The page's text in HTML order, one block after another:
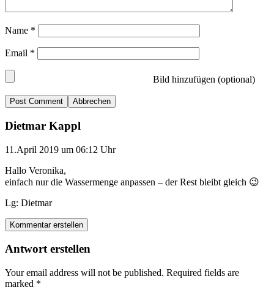
Name *
Email *
Bild hinzufügen (optional)
Abbrechen
Dietmar Kappl
11.April 2019 um 06:12 Uhr
Hallo Veronika,
einfach nur die Wassermenge anpassen – der Rest bleibt gleich 😉
Lg: Dietmar
Kommentar erstellen
Antwort erstellen
Your email address will not be published. Required fields are
marked *